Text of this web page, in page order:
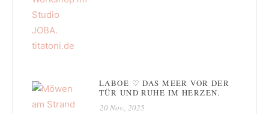
LABOE ♡ DAS MEER VOR DER
TÜR UND RUHE IM HERZEN.
20 Nov., 2025